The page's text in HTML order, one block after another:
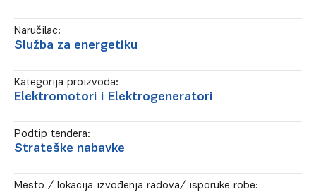
Naručilac:
Služba za energetiku
Kategorija proizvoda:
Elektromotori i Elektrogeneratori
Podtip tendera:
Strateške nabavke
Mesto / lokacija izvođenja radova/ isporuke robe: